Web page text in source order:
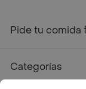
Pide tu comida
Categorías